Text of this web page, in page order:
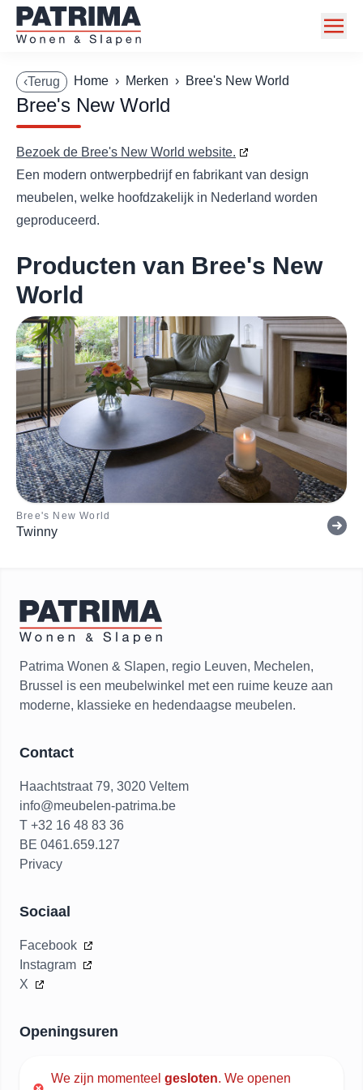
Collectie
Acties
‹Terug Home › Merken › Bree's New World
Bree's New World
Bezoek de Bree's New World website.
Een modern ontwerpbedrijf en fabrikant van design
meubelen, welke hoofdzakelijk in Nederland worden
geproduceerd.
Producten van Bree's New
World
Bree's New World
Twinny
Patrima Wonen & Slapen, regio Leuven, Mechelen,
Brussel is een meubelwinkel met een ruime keuze aan
moderne, klassieke en hedendaagse meubelen.
Contact
Haachtstraat 79, 3020 Veltem
info@meubelen-patrima.be
T +32 16 48 83 36
BE 0461.659.127
Privacy
Sociaal
Facebook
Instagram
X
Openingsuren
We zijn momenteelgesloten.We openen